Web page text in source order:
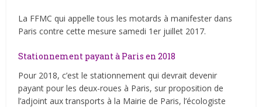
La FFMC qui appelle tous les motards à manifester dans
Paris contre cette mesure samedi 1er juillet 2017.
Stationnement payant à Paris en 2018
Pour 2018, c’est le stationnement qui devrait devenir
payant pour les deux-roues à Paris, sur proposition de
l’adjoint aux transports à la Mairie de Paris, l’écologiste